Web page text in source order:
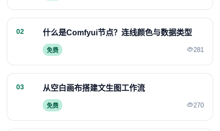
02 什么是Comfyui节点？连线颜色与数据类型
免费 281
03 从空白画布搭建文生图工作流
免费 270